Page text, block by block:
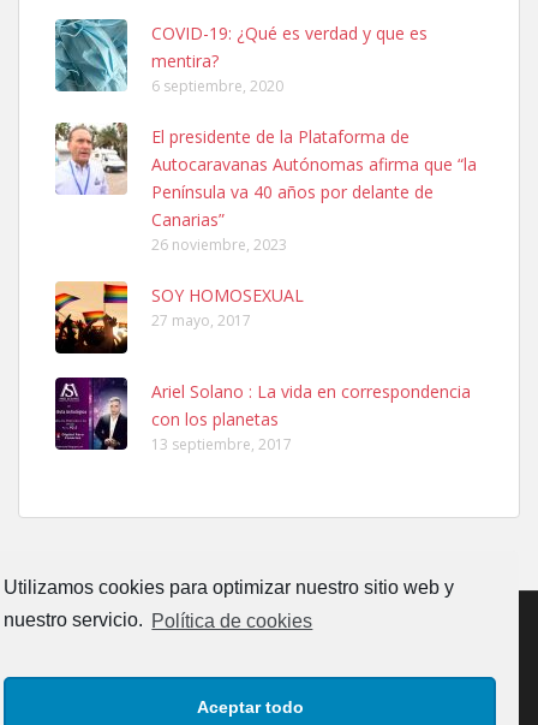
Utilizamos cookies para optimizar nuestro sitio web y
nuestro servicio. Política de cookies
Aceptar todo
Ninfa perdida
El día 5 se los perdió una ninfa papillera, asustada tiene miedo a la
calle, se perdió por la zon...
Leales.org » Gran Canaria
6.7.2025
Adopcion
Busco casa de acogida para mi perrita ya que por temas de trabajo
no la puedo tener. Solo gente r...
Gata joven encontrada
Gata joven encontrada en zona calle San Bernardo de Las Palmas
COVID-19: ¿Qué es verdad y que es
mentira?
6 septiembre, 2020
El presidente de la Plataforma de
Autocaravanas Autónomas afirma que “la
Península va 40 años por delante de
Canarias”
26 noviembre, 2023
SOY HOMOSEXUAL
27 mayo, 2017
Ariel Solano : La vida en correspondencia
con los planetas
13 septiembre, 2017